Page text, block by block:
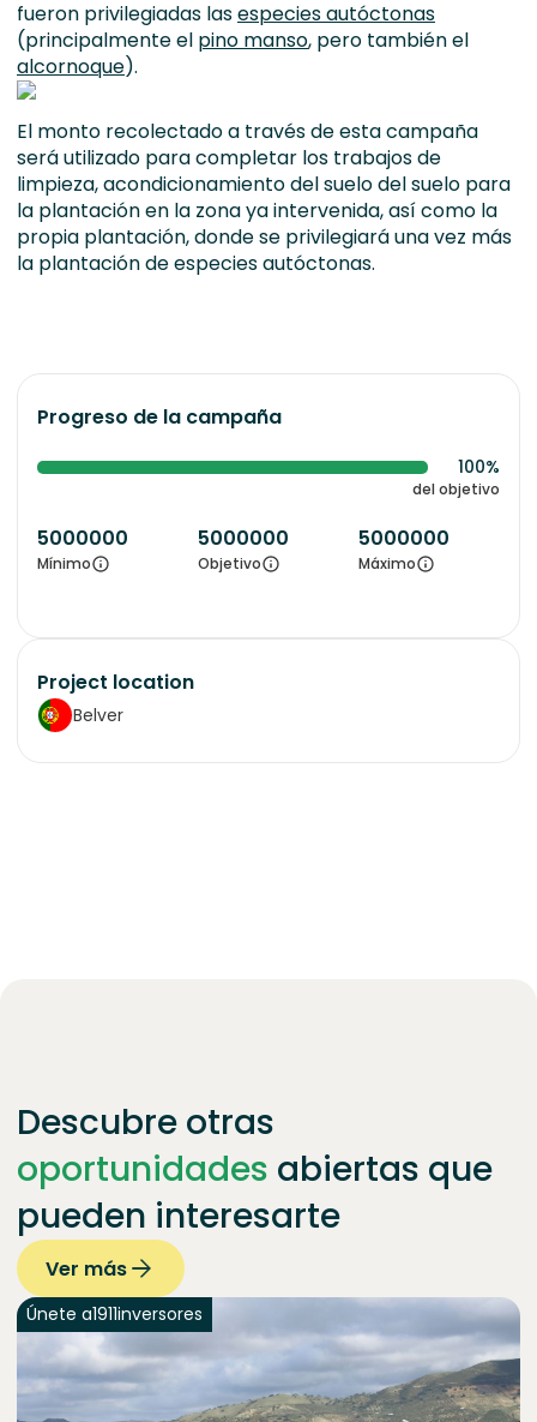
fueron privilegiadas lasespecies autóctonas
(principalmente el pino manso, pero también el
alcornoque).
El monto recolectado a través de esta campaña
será utilizado para completar los trabajos de
limpieza, acondicionamiento del suelo del suelo para
la plantación en la zona ya intervenida, así como la
propia plantación, donde se privilegiará una vez más
la plantación de especies autóctonas.
Progreso de la campaña
100%
del objetivo
5000000
Mínimo
5000000
Objetivo
5000000
Máximo
Project location
Belver
Descubre otras
oportunidades abiertas que
pueden interesarte
Ver más
Únete a1911inversores